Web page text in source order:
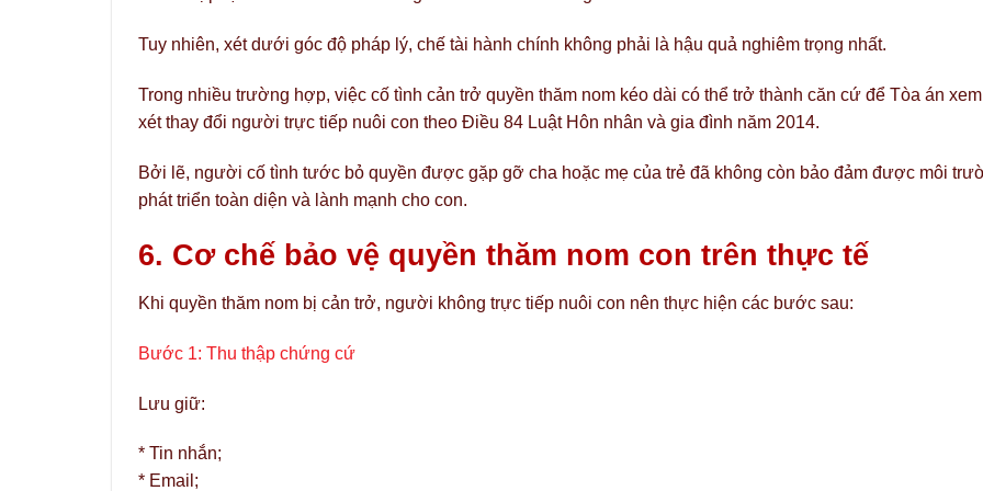
Tuy nhiên, xét dưới góc độ pháp lý, chế tài hành chính không phải là hậu quả nghiêm trọng nhất.
Trong nhiều trường hợp, việc cố tình cản trở quyền thăm nom kéo dài có thể trở thành căn cứ để Tòa án xem
xét thay đổi người trực tiếp nuôi con theo Điều 84 Luật Hôn nhân và gia đình năm 2014.
Bởi lẽ, người cố tình tước bỏ quyền được gặp gỡ cha hoặc mẹ của trẻ đã không còn bảo đảm được môi
phát triển toàn diện và lành mạnh cho con.
6. Cơ chế bảo vệ quyền thăm nom con trên thực tế
Khi quyền thăm nom bị cản trở, người không trực tiếp nuôi con nên thực hiện các bước sau:
Bước 1: Thu thập chứng cứ
Lưu giữ:
* Tin nhắn;
* Email;